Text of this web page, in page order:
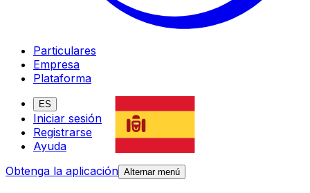
Particulares
Empresa
Plataforma
ES
Iniciar sesión
Registrarse
Ayuda
Obtenga la aplicación Alternar menú